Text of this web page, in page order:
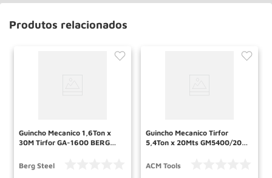
Produtos relacionados
Guincho Mecanico 1,6Ton x
30M Tirfor GA-1600 BERG
Berg Steel
Guincho Mecanico Tirfor
5,4Ton x 20Mts GM5400/20
ACM Tools